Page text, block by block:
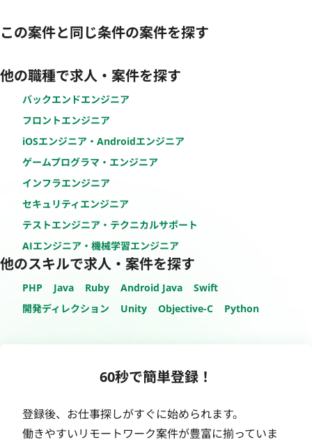
この案件と同じ条件の案件を探す
他の職種で求人・案件を探す
バックエンドエンジニア
フロントエンジニア
iOSエンジニア・Androidエンジニア
ゲームプログラマ・エンジニア
インフラエンジニア
セキュリティエンジニア
テストエンジニア・テクニカルサポート
AIエンジニア・機械学習エンジニア
他のスキルで求人・案件を探す
PHP Java Ruby Android Java
Swift
開発ディレクション
Unity Objective-C Python
60秒で簡単登録！
登録後、お仕事探しがすぐに始められます。
働きやすいリモートワーク案件が豊富に揃っていま